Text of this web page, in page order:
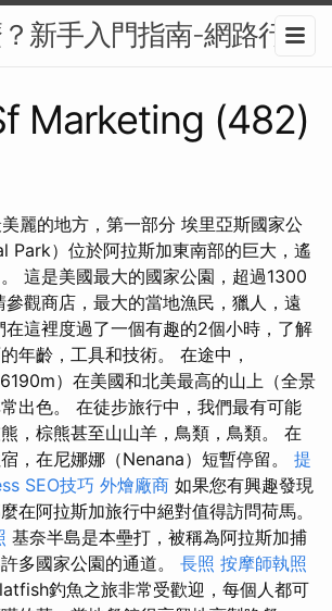
新手入門指南-網路行銷
Marketing (482)
麗的地方，第一部分 埃里亞斯國家公
Park）位於阿拉斯加東南部的巨大，遙
這是美國最大的國家公園，超過1300
觀商店，最大的當地漁民，獵人，遠
在這裡度過了一個有趣的2個小時，了解
年齡，工具和技術。 在途中，
）在美國和北美最高的山上（全景
出色。 在徒步旅行中，我們最有可能
，棕熊甚至山山羊，鳥類，鳥類。 在
，在尼娜娜（Nenana）短暫停留。 提
SEO技巧 外燴廠商 如果您有興趣發現
在阿拉斯加旅行中絕對值得訪問荷馬。
基奈半島是本壘打，被稱為阿拉斯加捕
多國家公園的通道。 長照 按摩師執照
釣魚之旅非常受歡迎，每個人都可